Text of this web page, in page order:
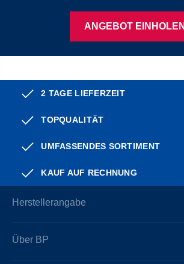
ANGEBOT EINHOLEN
2 TAGE LIEFERZEIT
TOPQUALITÄT
UMFASSENDES SORTIMENT
KAUF AUF RECHNUNG
Herstellerangabe
Über BP